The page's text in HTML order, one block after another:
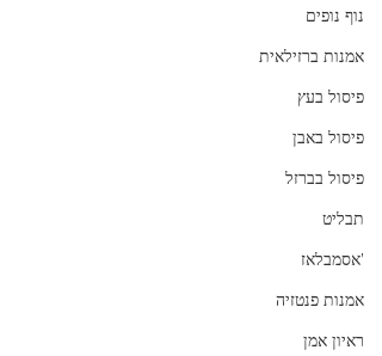
נוף נופים
אמנות ברזילאית
פיסול בעץ
פיסול באבן
פיסול בברזל
תבליט
'אסמבלאז
אמנות פנטזיה
ראיון אמן